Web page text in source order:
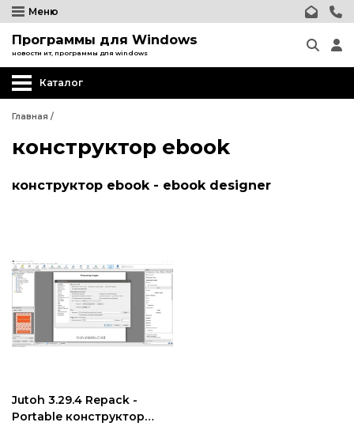
Меню
Программы для Windows
новости ит, программы для windows
Каталог
Главная /
конструктор ebook
конструктор ebook - ebook designer
Jutoh 3.29.4 Repack -
Portable конструктор